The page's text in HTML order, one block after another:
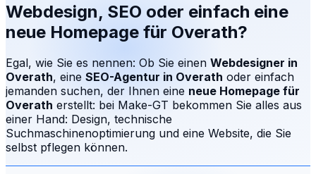
Webdesign, SEO oder einfach eine
neue Homepage für Overath?
Egal, wie Sie es nennen: Ob Sie einen Webdesigner in
Overath, eine SEO-Agentur in Overath oder einfach
jemanden suchen, der Ihnen eine neue Homepage für
Overath erstellt: bei Make-GT bekommen Sie alles aus
einer Hand: Design, technische
Suchmaschinenoptimierung und eine Website, die Sie
selbst pflegen können.